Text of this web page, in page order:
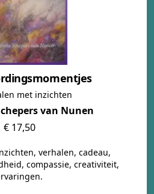
met inzichten
van Nunen
€ 17,50
verhalen, cadeau,
compassie, creativiteit,